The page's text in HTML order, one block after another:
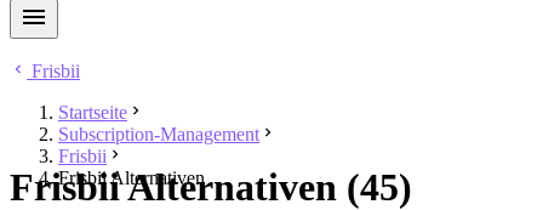
Frisbii
Startseite
Subscription-Management
Frisbii
Frisbii Alternativen
Frisbii Alternativen (45)